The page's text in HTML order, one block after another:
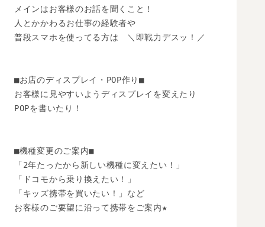
メインはお客様のお話を聞くこと！
人とかかわるお仕事の経験者や
普段スマホを使ってる方は　＼即戦力デスッ！／
■お店のディスプレイ・POP作り■
お客様に見やすいようディスプレイを変えたり
POPを書いたり！
■機種変更のご案内■
「2年たったから新しい機種に変えたい！」
「ドコモから乗り換えたい！」
「キッズ携帯を買いたい！」など
お客様のご要望に沿って携帯をご案内★